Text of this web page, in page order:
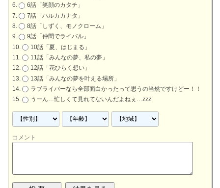
6話「笑顔のカタチ」
7話「ハルカカナタ」
8話「しずく、モノクローム」
9話「仲間でライバル」
10話「夏、はじまる」
11話「みんなの夢、私の夢」
12話「花ひらく想い」
13話「みんなの夢を叶える場所」
ラブライバーなら全部面白かったって思うの当然ですけどー！！
うーん…忙しくて見れてないんだよねぇ…zzz
コメント